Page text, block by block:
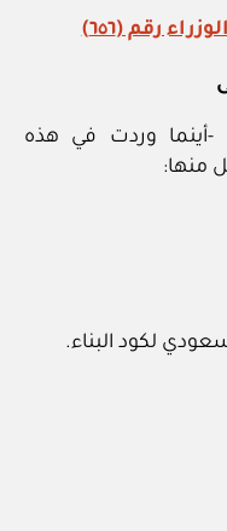
رقم (٦٥٦)
‏-أينما وردت في هذه
منها:
لكود البناء.